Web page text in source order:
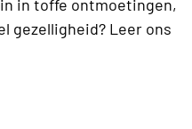
in toffe ontmoetingen,
gezelligheid? Leer ons